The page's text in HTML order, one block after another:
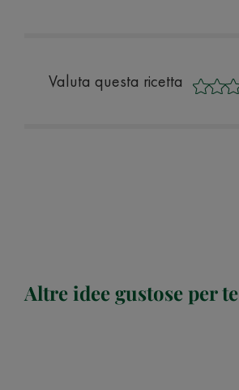
Valuta questa ricetta
Altre idee gustose per te